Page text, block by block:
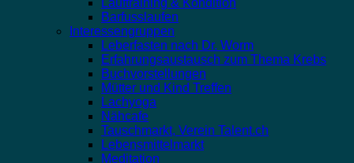
Barfusslaufen
Interessengruppen
Leberfasten nach Dr. Worm
Erfahrungsaustausch zum Thema Krebs
Buchvorstellungen
Mütter und Kind Treffen
Lachyoga
Nähcafe
Tauschmarkt, Verein Talent.ch
Lebensmittelmarkt
Meditation